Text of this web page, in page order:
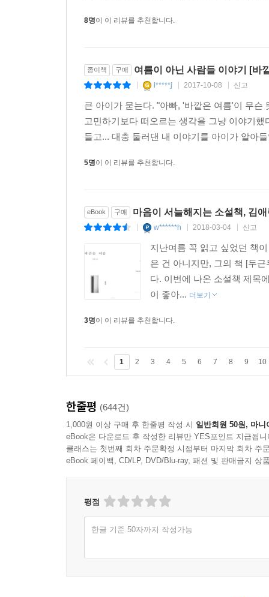
아이들은 정말 크는 게 아까울 정도로 빨리 자랐
보드라운 뺨과 맑은 침을 가진 찬성과 달리 할머
물컹해진 몸 밖으로 땀과 고름, 침과 눈물, 피가
이수는 자기 근황도 그런 식으로 돌았을지 모
올랐을 터였다. 누군가의 불륜, 누군가의 이혼, 누
그럴 땐 ‘과거’가 지나가고 사라지는 게 아니라
감정 들이 지금 내 눈빛에 관여하고, 인상에 참
나는 늘 당신의 그런 영민함이랄까 재치에 반했
그게 타인을 가장 쉬운 방식으로 이해하는, 한 개
위안이 된 건 아니었다. 이해받는 느낌이 들었다
8명이 이 리뷰를 추천합니다.
종이책 구매 여름이 아닌 사람들 이야기 [바
l*****j 2017-10-08 신고
큰 아이가 묻는다. "아빠, '바깥은 여름'이 무
고민하기보다 떠오르는 생각을 그냥 이야기
들고... 대충 둘러댄 내 이야기를 아이가 알아
5명이 이 리뷰를 추천합니다.
eBook 구매 마음이 서늘해지는 소설책, 김
w******h 2018-03-04 신고
지난여름 꼭 읽고 싶었던 책
은 건 아니지만, 그의 책 [두
다. 이번에 나온 소설책 제목
이 좋아... 더보기
3명이 이 리뷰를 추천합니다.
1 2 3 4 5 6 7 8 9 10
한줄평 (644건)
1,000원 이상 구매 후 한줄평 작성 시 일반회원 50원, 마니
eBook은 다운로드 후 작성한 리뷰만 YES포인트 지급됩니
클래스는 첫번째 회차 주문확정 시점부터 마지막 회차 주
eBook 페이백, CD/LP, DVD/Blu-ray, 패션 및 판매금지 상
평점
한글 기준 50자까지 작성가능